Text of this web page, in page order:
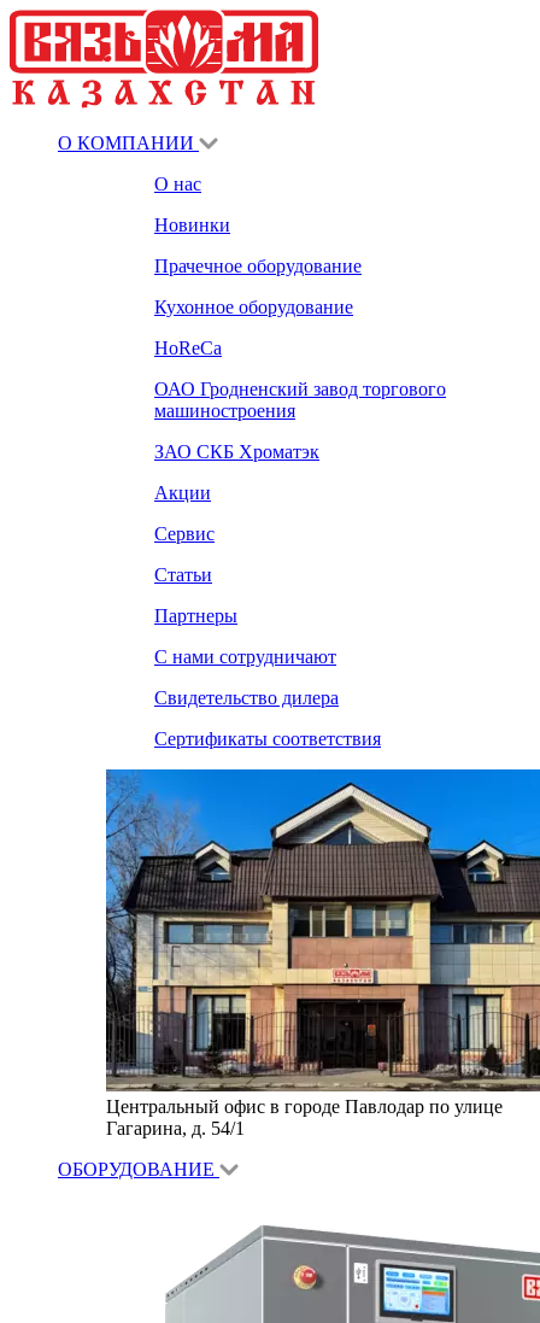
О КОМПАНИИ
О нас
Новинки
Прачечное оборудование
Кухонное оборудование
HoReCa
ОАО Гродненский завод торгового
машиностроения
ЗАО СКБ Хроматэк
Акции
Сервис
Статьи
Партнеры
С нами сотрудничают
Свидетельство дилера
Сертификаты соответствия
Центральный офис в городе Павлодар по улице
Гагарина, д. 54/1
ОБОРУДОВАНИЕ